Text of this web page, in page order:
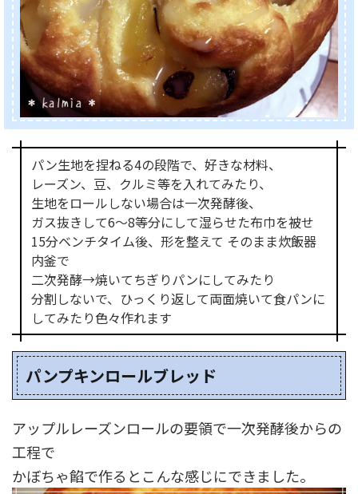
パン生地を捏ねる4の段階で、好きな材料、
レーズン、豆、クルミ等を入れてみたり、
生地をロールしない場合は一次発酵後、
ガス抜きして6～8等分にして湿らせた布巾を被せ
15分ベンチタイム後、形を整えて そのまま炊飯器
内釜で
二次発酵→焼いてちぎりパンにしてみたり
分割しないで、ひっくり返して両面焼いて食パンに
してみたり色々作れます
パンプキンロールブレッド
アップルレーズンロールの要領で一次発酵後からの
工程で
かぼちゃ餡で作るとこんな感じにできました。